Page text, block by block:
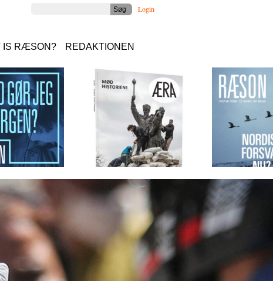
Login
IS RÆSON? REDAKTIONEN